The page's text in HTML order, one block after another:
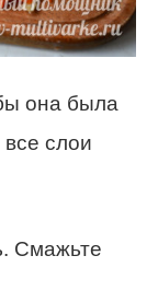
она была
слои
Смажьте